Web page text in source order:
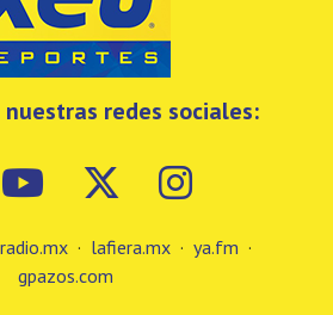
nuestras redes sociales:
· lafiera.mx · ya.fm ·
gpazos.com